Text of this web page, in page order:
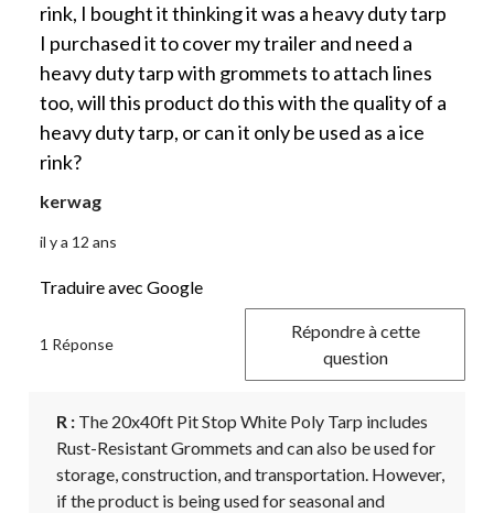
rink, I bought it thinking it was a heavy duty tarp
I purchased it to cover my trailer and need a
heavy duty tarp with grommets to attach lines
too, will this product do this with the quality of a
heavy duty tarp, or can it only be used as a ice
rink?
kerwag
il y a 12 ans
Traduire avec Google
1 Réponse
Répondre à cette
question
R : The 20x40ft Pit Stop White Poly Tarp includes
Rust-Resistant Grommets and can also be used for
storage, construction, and transportation. However,
if the product is being used for seasonal and